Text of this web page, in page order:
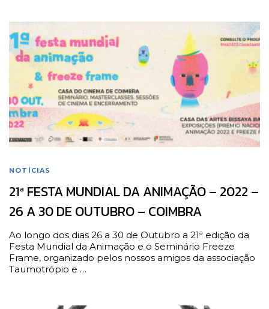
NOTÍCIAS
21ª FESTA MUNDIAL DA ANIMAÇÃO – 2022 –
26 A 30 DE OUTUBRO – COIMBRA
Ao longo dos dias 26 a 30 de Outubro a 21ª edição da
Festa Mundial da Animação e o Seminário Freeze
Frame, organizado pelos nossos amigos da associação
Taumotrópio e …